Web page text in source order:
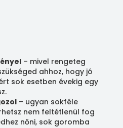
– mivel rengeteg
ahhoz, hogy jó
sok esetben évekig egy
– ugyan sokféle
nem feltétlenül fog
nőni, sok goromba